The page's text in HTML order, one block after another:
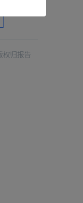
权归报告